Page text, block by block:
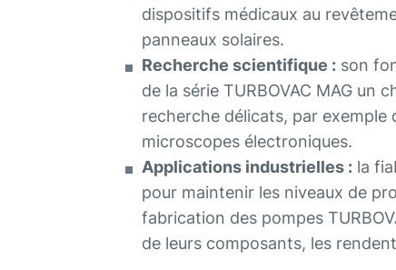
dispositifs médicaux au
panneaux solaires.
Recherche scientifique : son
de la série TURBOVAC MAG un
recherche délicats, par exemple
microscopes électroniques.
Applications industrielles : la
pour maintenir les niveaux de
fabrication des pompes
de leurs composants, les